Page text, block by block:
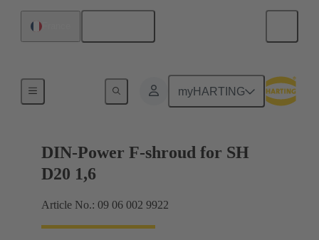
myHARTING
Raccordement carte mère à carte fille
DIN-Power F-shroud for SH
D20 1,6
Article No.: 09 06 002 9922